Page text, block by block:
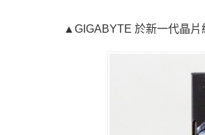
▲GIGABYTE 於新一代晶